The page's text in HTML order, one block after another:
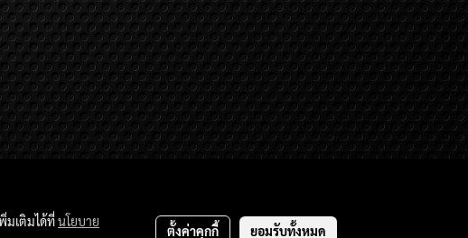
มเติมได้ที่นโยบาย
ตั้งค่าคุกกี้ ยอมรับทั้งหมด